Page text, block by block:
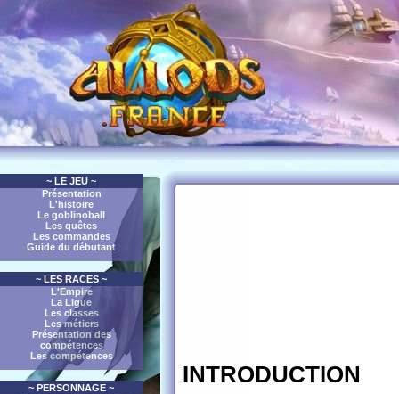
~ LE JEU ~
Présentation
L'histoire
Le goblinoball
Les quêtes
Les commandes
Guide du débutant
~ LES RACES ~
L'Empire
La Ligue
Les classes
Les métiers
Présentation des
compétences
Les compétences
~ PERSONNAGE ~
INTRODUCTION